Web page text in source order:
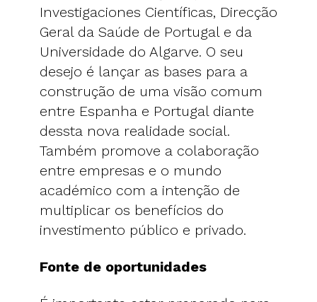
Investigaciones Científicas, Direcção
Geral da Saúde de Portugal e da
Universidade do Algarve. O seu
desejo é lançar as bases para a
construção de uma visão comum
entre Espanha e Portugal diante
dessta nova realidade social.
Também promove a colaboração
entre empresas e o mundo
académico com a intenção de
multiplicar os benefícios do
investimento público e privado.
Fonte de oportunidades